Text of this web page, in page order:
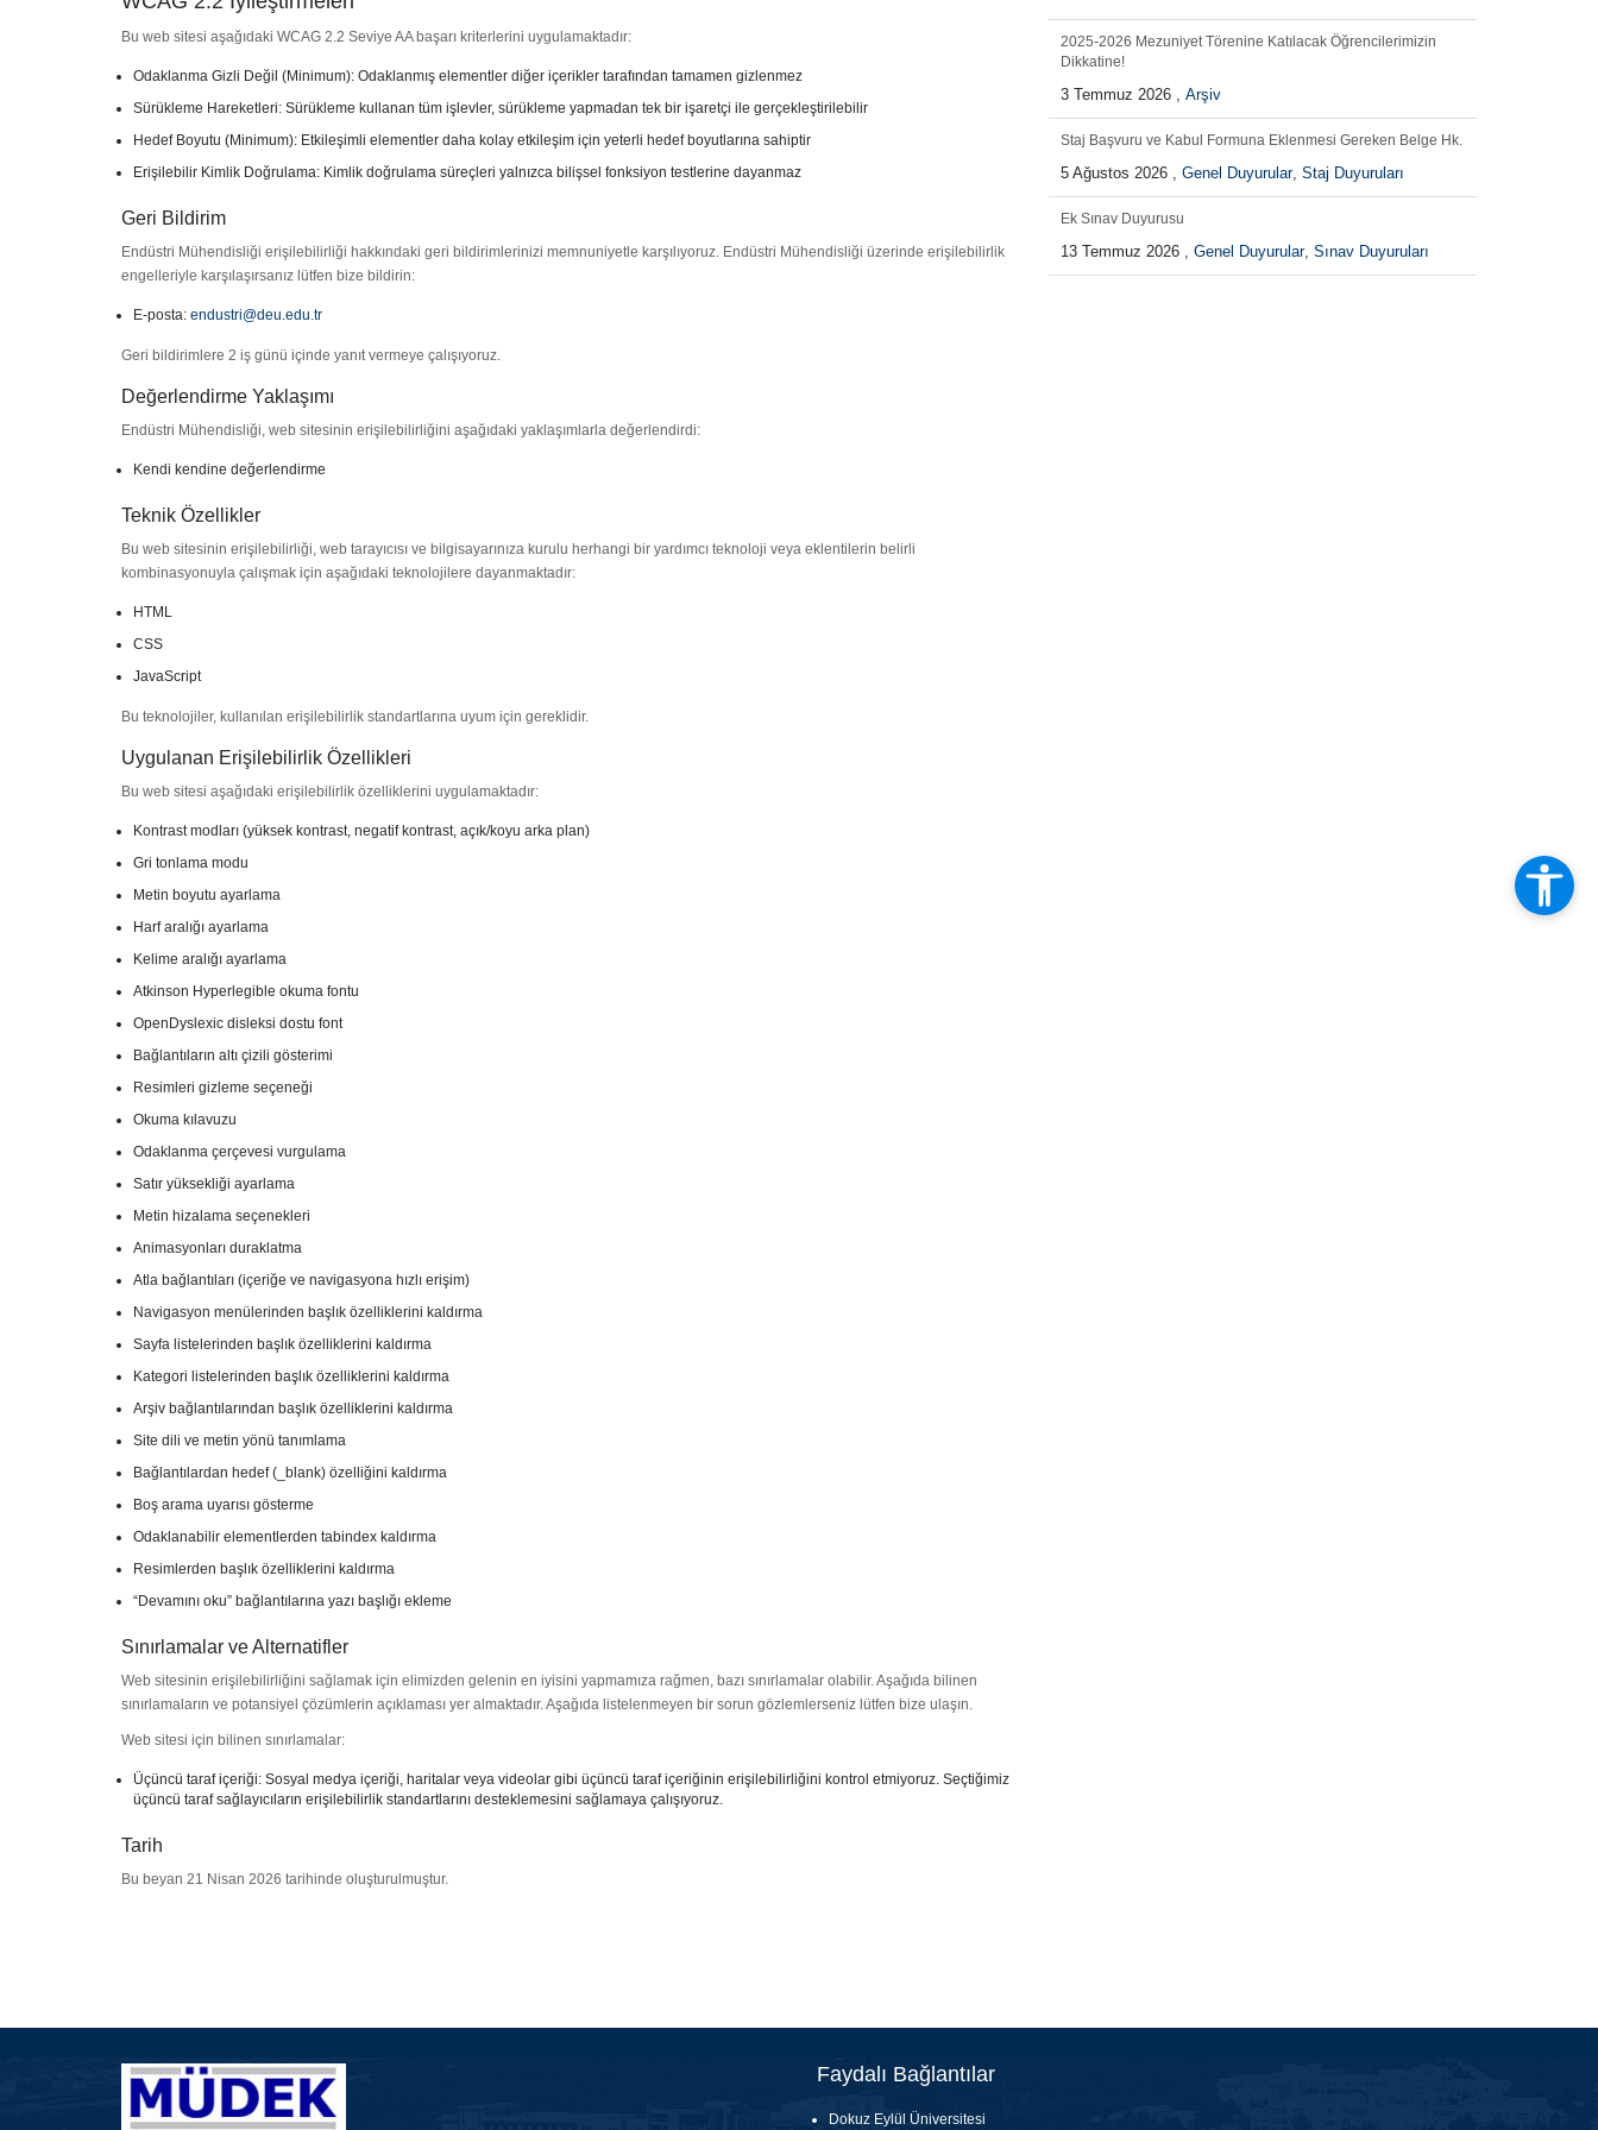
Bu web sitesi aşağıdaki WCAG 2.2 Seviye AA başarı kriterlerini uygulamaktadır:
Odaklanma Gizli Değil (Minimum): Odaklanmış elementler diğer içerikler tarafından tamamen gizlenmez
Sürükleme Hareketleri: Sürükleme kullanan tüm işlevler, sürükleme yapmadan tek bir işaretçi ile gerçekleştirilebilir
Hedef Boyutu (Minimum): Etkileşimli elementler daha kolay etkileşim için yeterli hedef boyutlarına sahiptir
Erişilebilir Kimlik Doğrulama: Kimlik doğrulama süreçleri yalnızca bilişsel fonksiyon testlerine dayanmaz
Geri Bildirim
Endüstri Mühendisliği erişilebilirliği hakkındaki geri bildirimlerinizi memnuniyetle karşılıyoruz. Endüstri Mühendisliği üzerinde erişilebilirlik
engelleriyle karşılaşırsanız lütfen bize bildirin:
E-posta: endustri@deu.edu.tr
Geri bildirimlere 2 iş günü içinde yanıt vermeye çalışıyoruz.
Değerlendirme Yaklaşımı
Endüstri Mühendisliği, web sitesinin erişilebilirliğini aşağıdaki yaklaşımlarla değerlendirdi:
Kendi kendine değerlendirme
Teknik Özellikler
Bu web sitesinin erişilebilirliği, web tarayıcısı ve bilgisayarınıza kurulu herhangi bir yardımcı teknoloji veya eklentilerin belirli
kombinasyonuyla çalışmak için aşağıdaki teknolojilere dayanmaktadır:
HTML
CSS
JavaScript
Bu teknolojiler, kullanılan erişilebilirlik standartlarına uyum için gereklidir.
Uygulanan Erişilebilirlik Özellikleri
Bu web sitesi aşağıdaki erişilebilirlik özelliklerini uygulamaktadır:
Kontrast modları (yüksek kontrast, negatif kontrast, açık/koyu arka plan)
Gri tonlama modu
Metin boyutu ayarlama
Harf aralığı ayarlama
Kelime aralığı ayarlama
Atkinson Hyperlegible okuma fontu
OpenDyslexic disleksi dostu font
Bağlantıların altı çizili gösterimi
Resimleri gizleme seçeneği
Okuma kılavuzu
Odaklanma çerçevesi vurgulama
Satır yüksekliği ayarlama
Metin hizalama seçenekleri
Animasyonları duraklatma
Atla bağlantıları (içeriğe ve navigasyona hızlı erişim)
Navigasyon menülerinden başlık özelliklerini kaldırma
Sayfa listelerinden başlık özelliklerini kaldırma
Kategori listelerinden başlık özelliklerini kaldırma
Arşiv bağlantılarından başlık özelliklerini kaldırma
Site dili ve metin yönü tanımlama
Bağlantılardan hedef (_blank) özelliğini kaldırma
Boş arama uyarısı gösterme
Odaklanabilir elementlerden tabindex kaldırma
Resimlerden başlık özelliklerini kaldırma
“Devamını oku” bağlantılarına yazı başlığı ekleme
Sınırlamalar ve Alternatifler
Web sitesinin erişilebilirliğini sağlamak için elimizden gelenin en iyisini yapmamıza rağmen, bazı sınırlamalar olabilir. Aşağıda bilinen
sınırlamaların ve potansiyel çözümlerin açıklaması yer almaktadır. Aşağıda listelenmeyen bir sorun gözlemlerseniz lütfen bize ulaşın.
Web sitesi için bilinen sınırlamalar:
Üçüncü taraf içeriği: Sosyal medya içeriği, haritalar veya videolar gibi üçüncü taraf içeriğinin erişilebilirliğini kontrol etmiyoruz. Seçtiğimiz
üçüncü taraf sağlayıcıların erişilebilirlik standartlarını desteklemesini sağlamaya çalışıyoruz.
Tarih
Bu beyan 21 Nisan 2026 tarihinde oluşturulmuştur.
2025-2026 Mezuniyet Törenine Katılacak Öğrencilerimizin
Dikkatine!
3 Temmuz 2026 , Arşiv
Staj Başvuru ve Kabul Formuna Eklenmesi Gereken Belge Hk.
5 Ağustos 2026 , Genel Duyurular, Staj Duyuruları
Ek Sınav Duyurusu
13 Temmuz 2026 , Genel Duyurular, Sınav Duyuruları
Faydalı Bağlantılar
Dokuz Eylül Üniversitesi